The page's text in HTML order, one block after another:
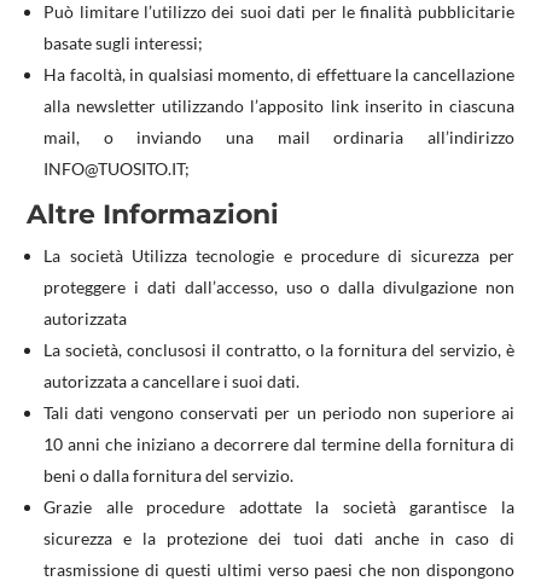
Può limitare l’utilizzo dei suoi dati per le finalità pubblicitarie
basate sugli interessi;
Ha facoltà, in qualsiasi momento, di effettuare la cancellazione
alla newsletter utilizzando l’apposito link inserito in ciascuna
mail, o inviando una mail ordinaria all’indirizzo
INFO@TUOSITO.IT;
Altre Informazioni
La società Utilizza tecnologie e procedure di sicurezza per
proteggere i dati dall’accesso, uso o dalla divulgazione non
autorizzata
La società, conclusosi il contratto, o la fornitura del servizio, è
autorizzata a cancellare i suoi dati.
Tali dati vengono conservati per un periodo non superiore ai
10 anni che iniziano a decorrere dal termine della fornitura di
beni o dalla fornitura del servizio.
Grazie alle procedure adottate la società garantisce la
sicurezza e la protezione dei tuoi dati anche in caso di
trasmissione di questi ultimi verso paesi che non dispongono